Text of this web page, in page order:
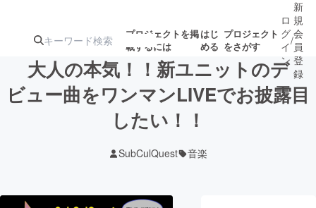
プロジェクトを掲
載するには
はじ
める
プロジェクト
をさがす
注目の新着プロ 募集終了が近いプ
ロ
グ
イ
ン
/
新
規
会
員
登
録
大人の本気！！新ユニットのデ
ビュー曲をワンマンLIVEでお披露目
したい！！
SubCulQuest 音楽